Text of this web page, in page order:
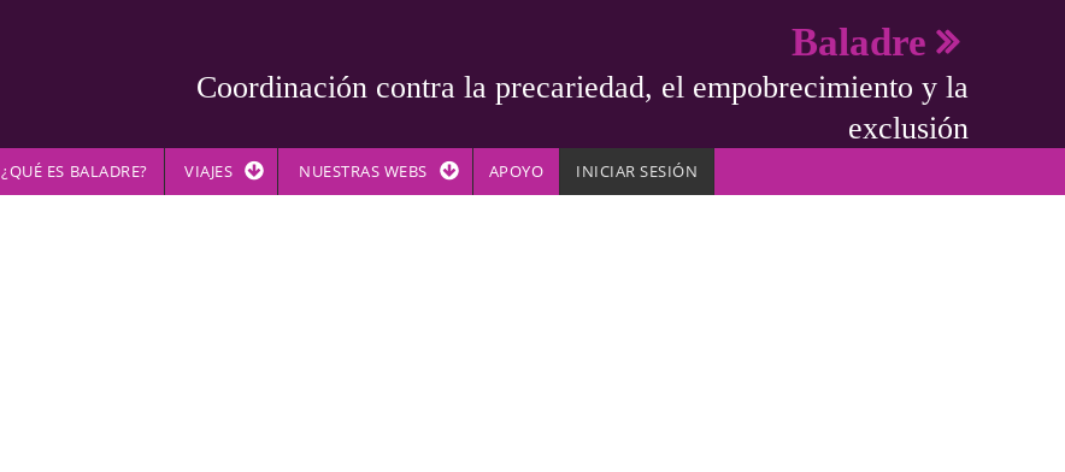
Baladre
Coordinación contra la precariedad, el empobrecimiento y la
exclusión
¿QUÉ ES BALADRE? VIAJES NUESTRAS WEBS APOYO INICIAR SESIÓN